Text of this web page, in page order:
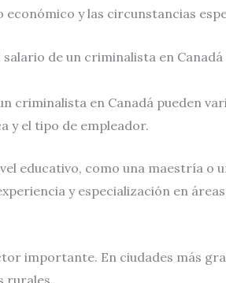
y las circunstancias
salario de un criminalista en
criminalista en Canadá pueden
y el tipo de empleador.
educativo, como una maestría o
y especialización en
importante. En ciudades más
rurales.